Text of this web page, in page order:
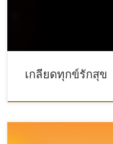
เกลียดทุกข์รักสุข